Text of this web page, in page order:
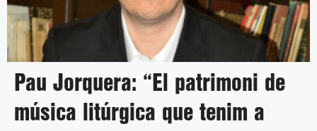
Pau Jorquera: “El patrimoni de
música litúrgica que tenim a